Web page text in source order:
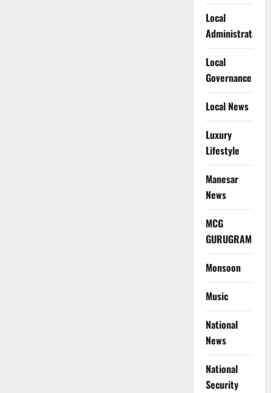
Local
Administration
Local
Governance
Local News
Luxury
Lifestyle
Manesar
News
MCG
GURUGRAM
Monsoon
Music
National
News
National
Security